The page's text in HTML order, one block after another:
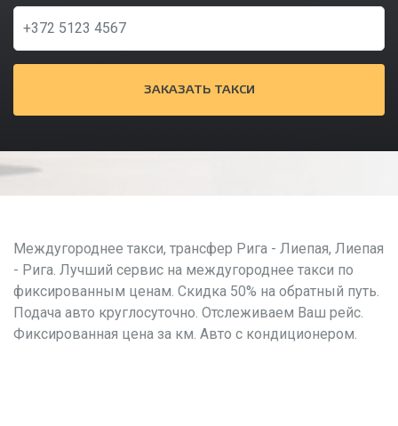
ЗАКАЗАТЬ ТАКСИ
Междугороднее такси, трансфер Рига - Лиепая, Лиепая
- Рига. Лучший сервис на междугороднее такси по
фиксированным ценам. Скидка 50% на обратный путь.
Подача авто круглосуточно. Отслеживаем Ваш рейс.
Фиксированная цена за км. Авто с кондиционером.